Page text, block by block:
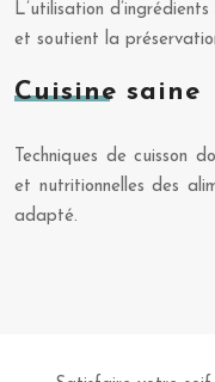
L’utilisation
et soutient la
Cuisine saine
Techniques de cuisson
et nutritionnelles des
adapté.